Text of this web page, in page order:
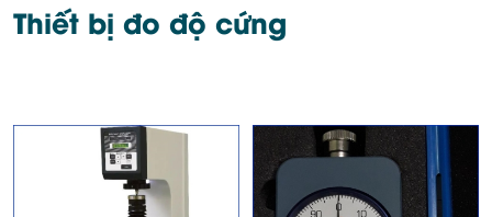
Thiết bị đo độ cứng